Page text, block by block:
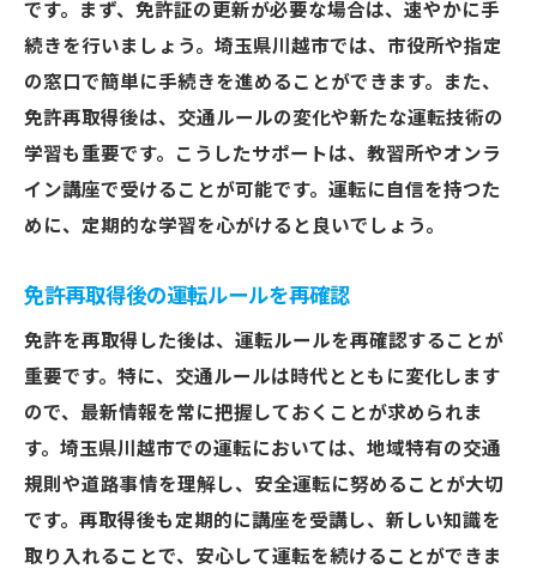
です。まず、免許証の更新が必要な場合は、速やかに手
続きを行いましょう。埼玉県川越市では、市役所や指定
の窓口で簡単に手続きを進めることができます。また、
免許再取得後は、交通ルールの変化や新たな運転技術の
学習も重要です。こうしたサポートは、教習所やオンラ
イン講座で受けることが可能です。運転に自信を持つた
めに、定期的な学習を心がけると良いでしょう。
免許再取得後の運転ルールを再確認
免許を再取得した後は、運転ルールを再確認することが
重要です。特に、交通ルールは時代とともに変化します
ので、最新情報を常に把握しておくことが求められま
す。埼玉県川越市での運転においては、地域特有の交通
規則や道路事情を理解し、安全運転に努めることが大切
です。再取得後も定期的に講座を受講し、新しい知識を
取り入れることで、安心して運転を続けることができま